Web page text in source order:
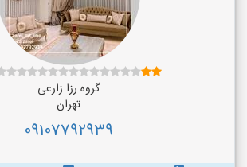
گروه رزا زارعی
تهران
09107792939